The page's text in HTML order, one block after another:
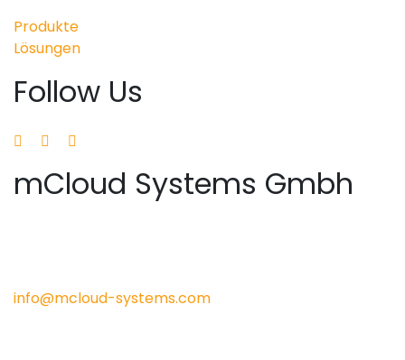
Produkte
Lösungen
Follow Us
mCloud Systems Gmbh
info@mcloud-systems.com